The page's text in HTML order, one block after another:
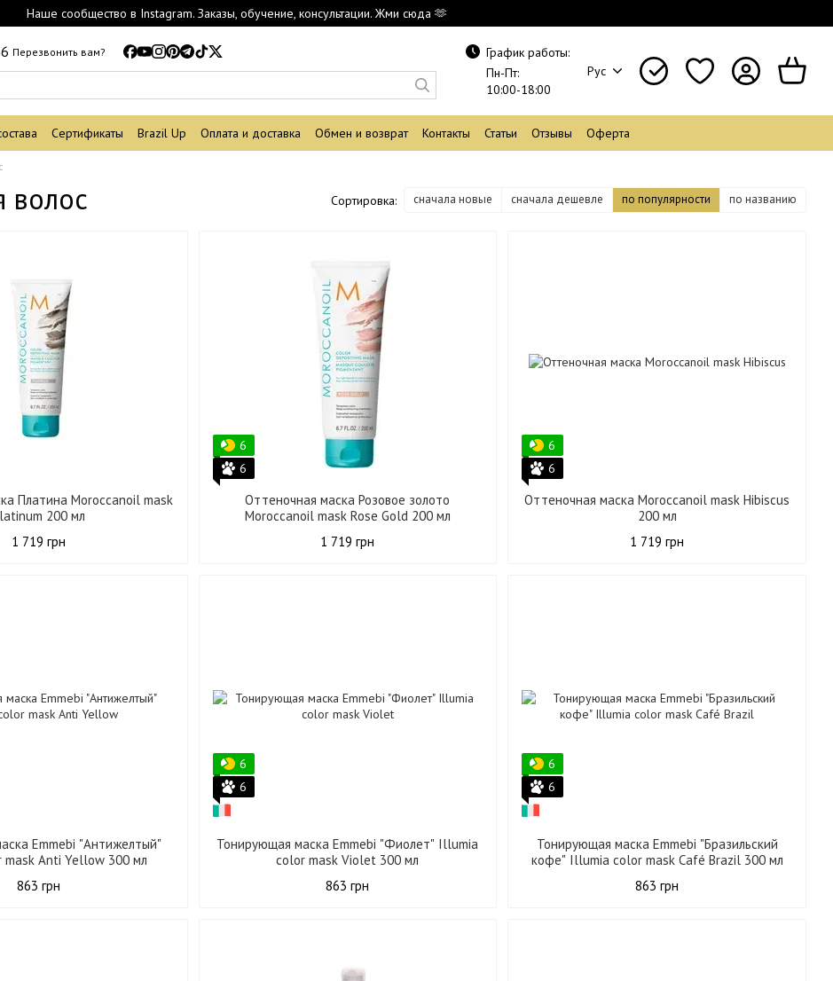
Наше сообщество в Instagram. Заказы, обучение, консультации. Жми сюда 🫶
Перезвонить вам?
График работы:
Пн-Пт:
10:00-18:00
Рус
Сертификаты Brazil Up Оплата и доставка Обмен и возврат Контакты Статьи Отзывы Оферта
волос Сортировка: сначала новые сначала дешевле по популярности по названию
Платина Moroccanoil mask
200 мл
1 719 грн
6
6
Оттеночная маска Розовое золото
Moroccanoil mask Rose Gold 200 мл
1 719 грн
6
6
Оттеночная маска Moroccanoil mask Hibiscus
200 мл
1 719 грн
Emmebi "Антижелтый"
Anti Yellow 300 мл
863 грн
6
6
Тонирующая маска Emmebi "Фиолет" Illumia
color mask Violet 300 мл
863 грн
6
6
Тонирующая маска Emmebi "Бразильский
кофе" Illumia color mask Café Brazil 300 мл
863 грн